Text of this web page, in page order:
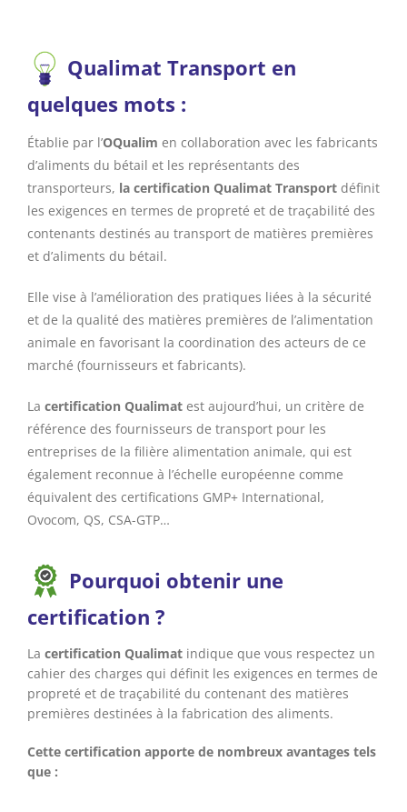
Qualimat Transport en
quelques mots :
Établie par l’OQualim en collaboration avec les fabricants
d’aliments du bétail et les représentants des
transporteurs, la certification Qualimat Transportdéfinit
les exigences en termes de propreté et de traçabilité des
contenants destinés au transport de matières premières
et d’aliments du bétail.
Elle vise à l’amélioration des pratiques liées à la sécurité
et de la qualité des matières premières de l’alimentation
animale en favorisant la coordination des acteurs de ce
marché (fournisseurs et fabricants).
La certification Qualimatest aujourd’hui, un critère de
référence des fournisseurs de transport pour les
entreprises de la filière alimentation animale, qui est
également reconnue à l’échelle européenne comme
équivalent des certifications GMP+ International,
Ovocom, QS, CSA-GTP…
Pourquoi obtenir une
certification ?
La certification Qualimatindique que vous respectez un
cahier des charges qui définit les exigences en termes de
propreté et de traçabilité du contenant des matières
premières destinées à la fabrication des aliments.
Cette certification apporte de nombreux avantages tels
que :